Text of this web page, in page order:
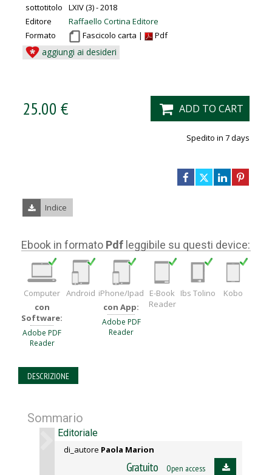
sottotitolo
LXIV (3) - 2018
Editore
Raffaello Cortina Editore
Formato
Fascicolo carta | Pdf
aggiungi ai desideri
25.00 € ADD TO CART
Spedito in 7 days
Indice
Ebook in formato Pdf leggibile su questi device:
Computer
con
Software:
Adobe PDF
Reader
Android iPhone/Ipad
con App:
Adobe PDF
Reader
E-Book
Reader
Ibs Tolino Kobo
DESCRIZIONE
Sommario
Editoriale
di_autore Paola Marion
Gratuito Open access